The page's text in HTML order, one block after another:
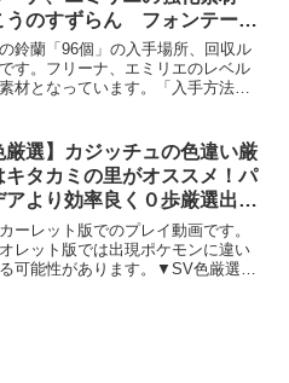
うのすずらん フォンテー
略 探索 原神 ALL 96
Lily Locations
鈴蘭「96個」の入手場所、回収ル
す。フリーナ、エミリエのレベル
材となっています。「入手方法」
では各ルートの拡大マップと全体マ
見...
厳選】カジッチュの色違い厳
キタカミの里がオススメ！パ
アより効率良く０歩厳選出来
所！【ポケモンSV】
ーレット版でのプレイ動画です。
レット版では出現ポケモンに違い
可能性があります。▼SV色厳選再